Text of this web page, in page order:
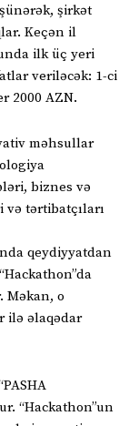
şirkət
Keçən il
ilk üç yeri
veriləcək: 1-ci
2000 AZN.
məhsullar
biznes və
tərtibatçıları
qeydiyyatdan
Məkan, o
ilə əlaqədar
“Hackathon”un